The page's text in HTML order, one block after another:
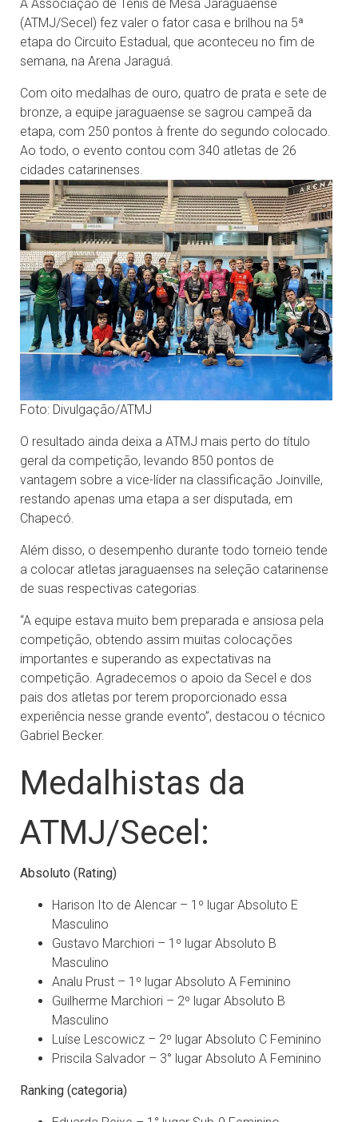
A Associação de Tênis de Mesa Jaraguaense
(ATMJ/Secel) fez valer o fator casa e brilhou na 5ª
etapa do Circuito Estadual, que aconteceu no fim de
semana, na Arena Jaraguá.
Com oito medalhas de ouro, quatro de prata e sete de
bronze, a equipe jaraguaense se sagrou campeã da
etapa, com 250 pontos à frente do segundo colocado.
Ao todo, o evento contou com 340 atletas de 26
cidades catarinenses.
Foto: Divulgação/ATMJ
O resultado ainda deixa a ATMJ mais perto do título
geral da competição, levando 850 pontos de
vantagem sobre a vice-líder na classificação Joinville,
restando apenas uma etapa a ser disputada, em
Chapecó.
Além disso, o desempenho durante todo torneio tende
a colocar atletas jaraguaenses na seleção catarinense
de suas respectivas categorias.
“A equipe estava muito bem preparada e ansiosa pela
competição, obtendo assim muitas colocações
importantes e superando as expectativas na
competição. Agradecemos o apoio da Secel e dos
pais dos atletas por terem proporcionado essa
experiência nesse grande evento”, destacou o técnico
Gabriel Becker.
Medalhistas da
ATMJ/Secel:
Absoluto (Rating)
Harison Ito de Alencar – 1º lugar Absoluto E
Masculino
Gustavo Marchiori – 1º lugar Absoluto B
Masculino
Analu Prust – 1º lugar Absoluto A Feminino
Guilherme Marchiori – 2º lugar Absoluto B
Masculino
Luíse Lescowicz – 2º lugar Absoluto C Feminino
Priscila Salvador – 3° lugar Absoluto A Feminino
Ranking (categoria)